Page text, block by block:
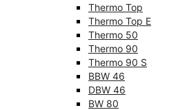
Thermo Top
Thermo Top E
Thermo 50
Thermo 90
Thermo 90 S
BBW 46
DBW 46
BW 80